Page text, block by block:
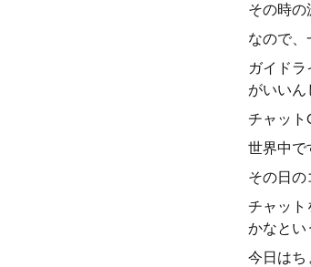
その時の
なので、
ガイド
がいいん
チャット
世界中で
その日の
チャット
かなとい
今日はち